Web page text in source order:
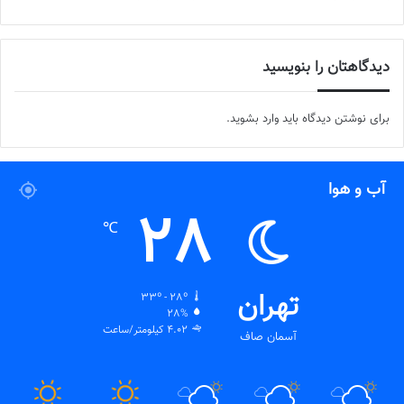
دیدگاهتان را بنویسید
برای نوشتن دیدگاه باید وارد بشوید.
آب و هوا
تهران
آسمان صاف
28
℃
33º - 28º
28%
4.02 کیلومتر/ساعت